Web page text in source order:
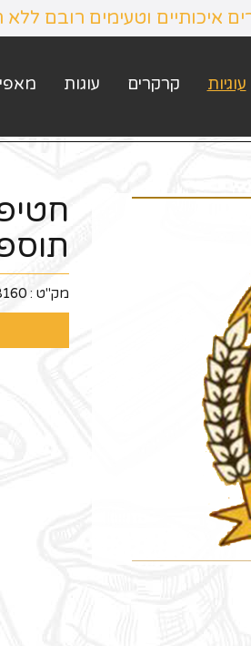
איכותיים וטעימים רובם
עוגיות קרקרים עוגות
מק"ט :